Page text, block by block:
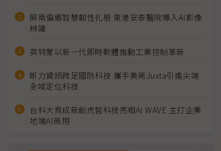
屏南偏鄉智慧韌性扎根 東港安泰醫院導入AI影像
辨識
英特蒙以新一代即時軟體推動工業控制革新
昕力資訊跨足國防科技 攜手美商Juxta引進尖端
全域定位科技
台科大育成新創虎智科技亮相AI WAVE 主打企業
地端AI商用